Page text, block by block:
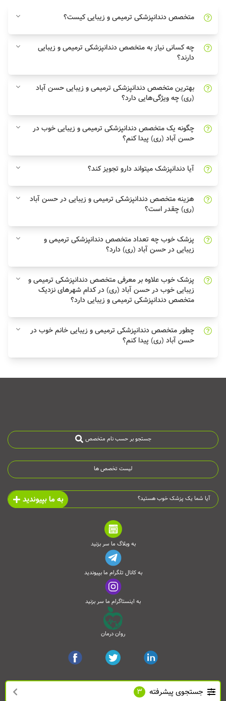
جستجوی پیشرفته 3
متخصص دندانپزشکی ترمیمی و زیبایی کیست؟
چه کسانی نیاز به متخصص دندانپزشکی ترمیمی و زیبایی
دارند؟
بهترین متخصص دندانپزشکی ترمیمی و زیبایی حسن آباد
(ری) چه ویژگی‌هایی دارد؟
چگونه یک متخصص دندانپزشکی ترمیمی و زیبایی خوب در
حسن آباد (ری) پیدا کنم؟
آیا دندانپزشک میتواند دارو تجویز کند؟
هزینه متخصص دندانپزشکی ترمیمی و زیبایی در حسن آباد
(ری) چقدر است؟
پزشک خوب چه تعداد متخصص دندانپزشکی ترمیمی و
زیبایی در حسن آباد (ری) دارد؟
پزشک خوب علاوه بر معرفی متخصص دندانپزشکی ترمیمی و
زیبایی خوب در حسن آباد (ری) در کدام شهرهای نزدیک
متخصص دندانپزشکی ترمیمی و زیبایی دارد؟
چطور متخصص دندانپزشکی ترمیمی و زیبایی خانم خوب در
حسن آباد (ری) پیدا کنم؟
جستجو بر حسب نام متخصص
لیست تخصص ها
آیا شما یک پزشک خوب هستید؟ به ما بپیوندید
به وبلاگ ما سر بزنید
به کانال تلگرام ما بپیوندید
به اینستاگرام ما سر بزنید
روان درمان
تمامی حقوق این وب‌سایت محفوظ است و انتشار مطالب آن با ذکر منبع بلامانع می‌باشد